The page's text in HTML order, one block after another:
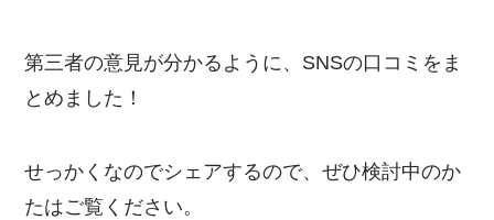
第三者の意見が分かるように、SNSの口コミをま
とめました！
せっかくなのでシェアするので、ぜひ検討中のか
たはご覧ください。